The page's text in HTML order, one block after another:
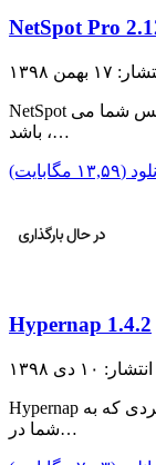
NetSpot Pro
۱۷ بهمن ۱۳۹۸
NetSpot یک برنامه ساده و حرفه ای برای مدیریت وایرلس شما می
باشد ،…
Hypernap 1.4.2
انتشار: ۱۰ دی ۱۳۹۸
Hypernap یک برنامه سریع و آسان دارای ابزار های کاربردی که به
شما در…